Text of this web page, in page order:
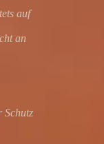
auf
an
Schutz